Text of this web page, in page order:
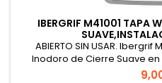
IBERGRIF M41001 TAPA
ABIERTO SIN USAR.
Inodoro de Cierre Suave
Rápida para una